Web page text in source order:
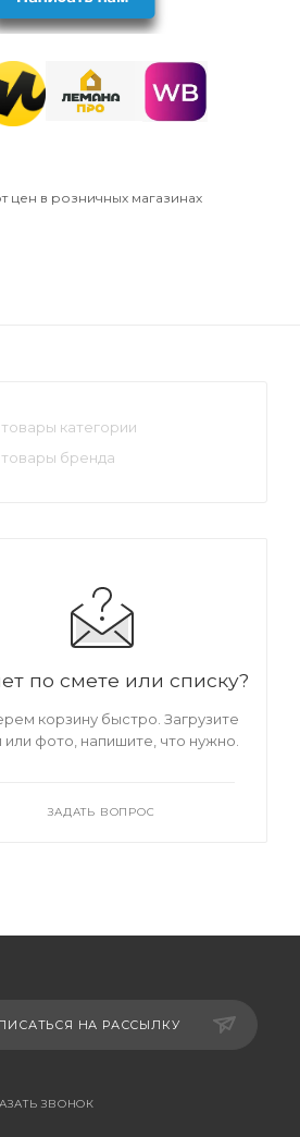
цен в розничных магазинах
категории
бренда
по смете или списку?
корзину быстро. Загрузите
или фото, напишите, что нужно.
ЗАДАТЬ ВОПРОС
НА РАССЫЛКУ
ЗВОНОК